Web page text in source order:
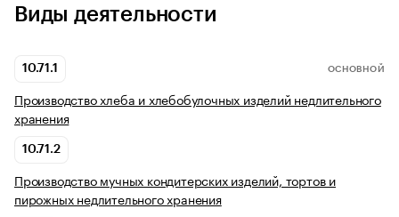
Виды деятельности
10.71.1 ОСНОВНОЙ
Производство хлеба и хлебобулочных изделий недлительного
хранения
10.71.2
Производство мучных кондитерских изделий, тортов и
пирожных недлительного хранения